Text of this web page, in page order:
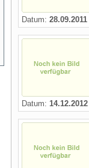
Datum: 28.09.2011
Datum: 14.12.2012